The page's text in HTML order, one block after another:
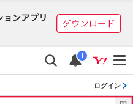
i
ログイン